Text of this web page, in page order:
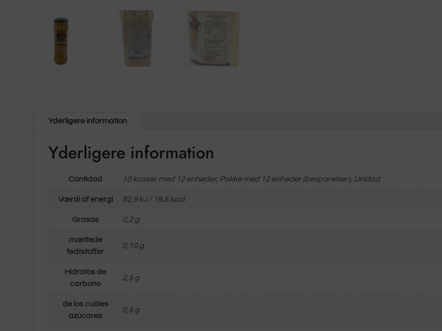
Yderligere information
Yderligere information
Cantidad 10 kasser med 12 enheder, Pakke med 12 enheder (besparelser), Unidad
Værdi af energi 82,9 kJ / 19,8 kcal
Grasas 0,2 g
mættede
fedtstoffer
0,10 g
Hidratos de
carbono
2,5 g
de los cuáles
azúcares
0,5 g